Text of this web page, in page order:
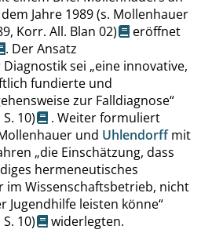
Jahre 1989(s. Mollenhauer
Korr. All. Blan 02)
eröffnet
. Der Ansatz
sei „eine innovative,
fundierte und
zur Falldiagnose“
S. 10)
. Weiter formuliert
und Uhlendorffmit
„die Einschätzung, dass
hermeneutisches
im Wissenschaftsbetrieb, nicht
Jugendhilfe leisten könne“
S. 10)
widerlegten.